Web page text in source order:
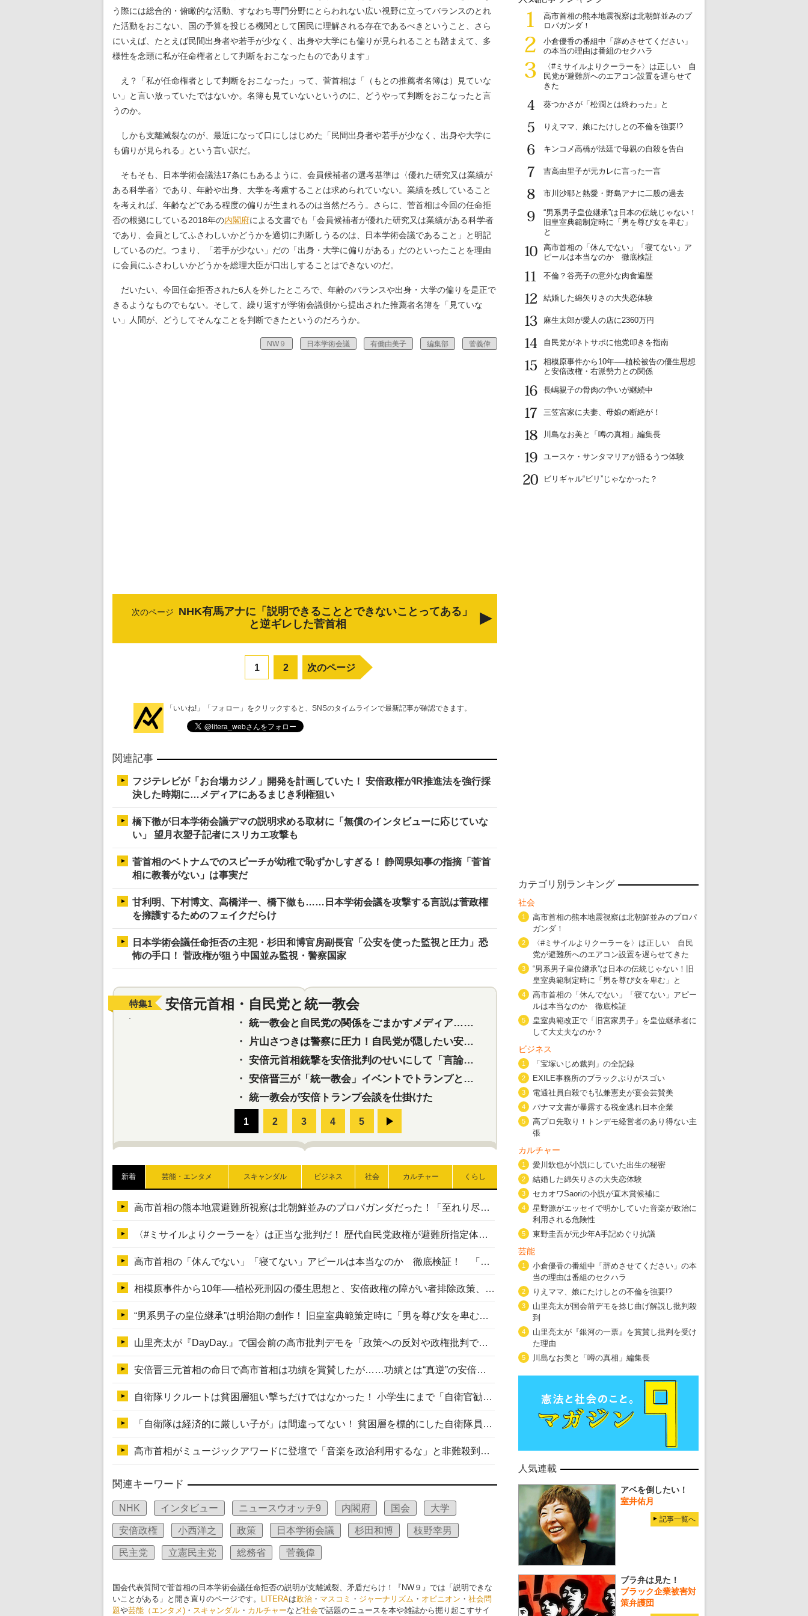
う際には総合的・俯瞰的な活動、すなわち専門分野にとらわれない広い視野に立ってバランスのとれ
た活動をおこない、国の予算を投じる機関として国民に理解される存在であるべきということ、さら
にいえば、たとえば民間出身者や若手が少なく、出身や大学にも偏りが見られることも踏まえて、多
様性を念頭に私が任命権者として判断をおこなったものであります」
え？「私が任命権者として判断をおこなった」って、菅首相は「（もとの推薦者名簿は）見ていな
い」と言い放っていたではないか。名簿も見ていないというのに、どうやって判断をおこなったと言
うのか。
しかも支離滅裂なのが、最近になって口にしはじめた「民間出身者や若手が少なく、出身や大学に
も偏りが見られる」という言い訳だ。
そもそも、日本学術会議法17条にもあるように、会員候補者の選考基準は〈優れた研究又は業績が
ある科学者〉であり、年齢や出身、大学を考慮することは求められていない。業績を残していること
を考えれば、年齢などである程度の偏りが生まれるのは当然だろう。さらに、菅首相は今回の任命拒
否の根拠にしている2018年の内閣府による文書でも「会員候補者が優れた研究又は業績がある科学者
であり、会員としてふさわしいかどうかを適切に判断しうるのは、日本学術会議であること」と明記
しているのだ。つまり、「若手が少ない」だの「出身・大学に偏りがある」だのといったことを理由
に会員にふさわしいかどうかを総理大臣が口出しすることはできないのだ。
だいたい、今回任命拒否された6人を外したところで、年齢のバランスや出身・大学の偏りを是正で
きるようなものでもない。そして、繰り返すが学術会議側から提出された推薦者名簿を「見ていな
い」人間が、どうしてそんなことを判断できたというのだろうか。
NW９ 日本学術会議 有働由美子 編集部 菅義偉
次のページ
NHK有馬アナに「説明できることとできないことってある」
と逆ギレした菅首相
1 2 次のページ
「いいね!」「フォロー」をクリックすると、SNSのタイムラインで最新記事が確認できます。
関連記事
フジテレビが「お台場カジノ」開発を計画していた！ 安倍政権がIR推進法を強行採
決した時期に…メディアにあるまじき利権狙い
橋下徹が日本学術会議デマの説明求める取材に「無償のインタビューに応じていな
い」 望月衣塑子記者にスリカエ攻撃も
菅首相のベトナムでのスピーチが幼稚で恥ずかしすぎる！ 静岡県知事の指摘「菅首
相に教養がない」は事実だ
甘利明、下村博文、高橋洋一、橋下徹も……日本学術会議を攻撃する言説は菅政権
を擁護するためのフェイクだらけ
日本学術会議任命拒否の主犯・杉田和博官房副長官「公安を使った監視と圧力」恐
怖の手口！ 菅政権が狙う中国並み監視・警察国家
特集1 安倍元首相・自民党と統一教会
・ 統一教会と自民党の関係をごまかすメディア…民放は有田芳生に発言自粛を要求
・
片山さつきは警察に圧力！自民党が隠したい安倍元首相と統一教会の深い関係
・ 安倍元首相銃撃を安倍批判のせいにして「言論封殺」に利用する自民党応援団
・ 安倍晋三が「統一教会」イベントでトランプと演説！同性婚や夫婦別姓を攻撃
・ 統一教会が安倍トランプ会談を仕掛けた
東京五輪強行開催特別企画 大ウソだら
・ 五輪入場行進にすぎやまこういちの曲、杉田水脈の
・ 五輪サッカー・久保建英が南アの陽性者に「僕らに損ではない
・ 五輪関係者が入国当日、築地を散歩！
・ 五輪でIOCラウンジ以外にVIPルーム、広告代理店は物品購入
新着 芸能・エンタメ スキャンダル ビジネス 社会 カルチャー くらし
高市首相の熊本地震避難所視察は北朝鮮並みのプロパガンダだった！「至れり尽くせり」の選ばれた避難所の一方で実態は…
〈#ミサイルよりクーラーを〉は正当な批判だ！ 歴代自民党政権が避難所指定体育館へのエアコン設置を遅らせてきた客観的事実
高市首相の「休んでない」「寝てない」アピールは本当なのか 徹底検証！ 「資料読み込み」「アイロンがけ」も矛盾だらけ…
相模原事件から10年──植松死刑囚の優生思想と、安倍政権の障がい者排除政策、右派勢力の差別主義との関係を改めて問う
“男系男子の皇位継承”は明治期の創作！ 旧皇室典範策定時に「男を尊び女を卑むの慣習、人民の脳髄」とトンデモ論で女性天皇を否定
山里亮太が『DayDay.』で国会前の高市批判デモを「政策への反対や政権批判でない」と捻じ曲げ解説 デモ参加者から批判殺到
安倍晋三元首相の命日で高市首相は功績を賞賛したが……功績とは“真逆”の安倍元首相のトンデモ発言を振り返る
自衛隊リクルートは貧困層狙い撃ちだけではなかった！ 小学生にまで「自衛官勧誘」目的のパンフレット作成
「自衛隊は経済的に厳しい子が」は間違ってない！ 貧困層を標的にした自衛隊員募集、やす子、山上被告も…日本でも進む“経済的徴兵制”
高市首相がミュージックアワードに登壇で「音楽を政治利用するな」と非難殺到！ MAJの国策的本質を批判する声も
関連キーワード
NHK インタビュー ニュースウオッチ9 内閣府 国会 大学
安倍政権 小西洋之 政策 日本学術会議 杉田和博 枝野幸男
民主党 立憲民主党 総務省 菅義偉
国会代表質問で菅首相の日本学術会議任命拒否の説明が支離滅裂、矛盾だらけ！『NW９』では「説明できな
いことがある」と開き直りのページです。
LITERAは政治 ・ マスコミ ・ ジャーナリズム ・ オピニオン ・ 社会問
題や芸能（エンタメ) ・ スキャンダル ・ カルチャーなど社会で話題のニュースを本や雑誌から掘り起こすサイ
1
高市首相の熊本地震視察は北朝鮮並みのプ
ロパガンダ！
2
小倉優香の番組中「辞めさせてください」
の本当の理由は番組のセクハラ
3
〈#ミサイルよりクーラーを〉は正しい 自
民党が避難所へのエアコン設置を遅らせて
きた
4
葵つかさが「松潤とは終わった」と
5
りえママ、娘にたけしとの不倫を強要!?
6
キンコメ高橋が法廷で母親の自殺を告白
7
吉高由里子が元カレに言った一言
8
市川沙耶と熱愛・野島アナに二股の過去
9
“男系男子皇位継承”は日本の伝統じゃない！
旧皇室典範制定時に「男を尊び女を卑む」
と
10
高市首相の「休んでない」「寝てない」ア
ピールは本当なのか 徹底検証
11
不倫？谷亮子の意外な肉食遍歴
12
結婚した綿矢りさの大失恋体験
13
麻生太郎が愛人の店に2360万円
14
自民党がネトサポに他党叩きを指南
15
相模原事件から10年──植松被告の優生思想
と安倍政権・右派勢力との関係
16
長嶋親子の骨肉の争いが継続中
17
三笠宮家に夫妻、母娘の断絶が！
18
川島なお美と「噂の真相」編集長
19
ユースケ・サンタマリアが語るうつ体験
20
ビリギャル“ビリ”じゃなかった？
カテゴリ別ランキング
社会
1
高市首相の熊本地震視察は北朝鮮並みのプロパ
ガンダ！
2
〈#ミサイルよりクーラーを〉は正しい 自民
党が避難所へのエアコン設置を遅らせてきた
3
“男系男子皇位継承”は日本の伝統じゃない！旧
皇室典範制定時に「男を尊び女を卑む」と
4
高市首相の「休んでない」「寝てない」アピー
ルは本当なのか 徹底検証
5
皇室典範改正で「旧宮家男子」を皇位継承者に
して大丈夫なのか？
ビジネス
1 「宝塚いじめ裁判」の全記録
2 EXILE事務所のブラックぶりがスゴい
3 電通社員自殺でも弘兼憲史が宴会芸賛美
4 パナマ文書が暴露する税金逃れ日本企業
5
高プロ先取り！トンデモ経営者のあり得ない主
張
カルチャー
1 愛川欽也が小説にしていた出生の秘密
2 結婚した綿矢りさの大失恋体験
3 セカオワSaoriの小説が直木賞候補に
4
星野源がエッセイで明かしていた音楽が政治に
利用される危険性
5 東野圭吾が元少年A手記めぐり抗議
芸能
1
小倉優香の番組中「辞めさせてください」の本
当の理由は番組のセクハラ
2 りえママ、娘にたけしとの不倫を強要!?
3
山里亮太が国会前デモを捻じ曲げ解説し批判殺
到
4
山里亮太が『銀河の一票』を賞賛し批判を受け
た理由
5 川島なお美と「噂の真相」編集長
人気連載
アベを倒したい！
室井佑月
記事一覧へ
ブラ弁は見た！
ブラック企業被害対
策弁護団